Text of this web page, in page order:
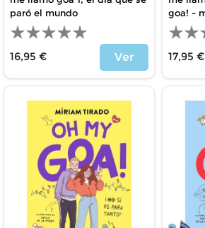
paró el mundo
16,95 €
Ver
goa! -
17,95 €